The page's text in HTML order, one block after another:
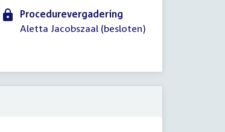
Procedurevergadering
Aletta Jacobszaal (besloten)